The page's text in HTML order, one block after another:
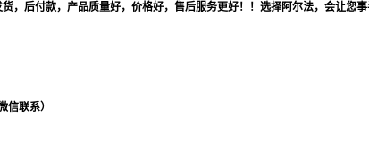
，后付款，产品质量好，价格好，售后服务更好！！选择阿尔法，会让您事
信联系）